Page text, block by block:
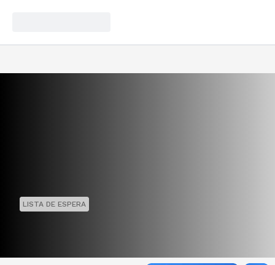
LISTA DE ESPERA